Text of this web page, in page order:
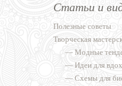
Статьи и
Полезные советы
Творческая
— Модные
— Идеи для
— Схемы для